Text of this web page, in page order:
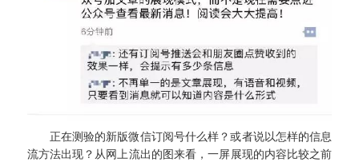
正在测验的新版微信订阅号什么样？或者说以怎样的信息
流方法出现？从网上流出的图来看，一屏展现的内容比较之前